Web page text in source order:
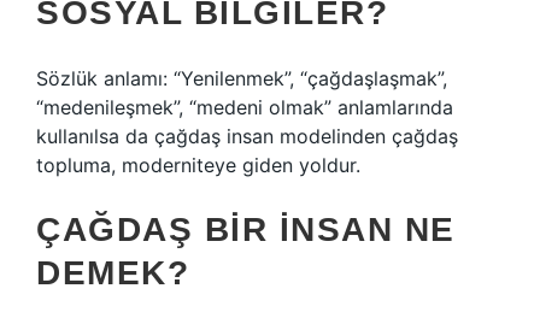
SOSYAL BILGILER?
Sözlük anlamı: “Yenilenmek”, “çağdaşlaşmak”,
“medenileşmek”, “medeni olmak” anlamlarında
kullanılsa da çağdaş insan modelinden çağdaş
topluma, moderniteye giden yoldur.
ÇAĞDAŞ BIR INSAN NE
DEMEK?